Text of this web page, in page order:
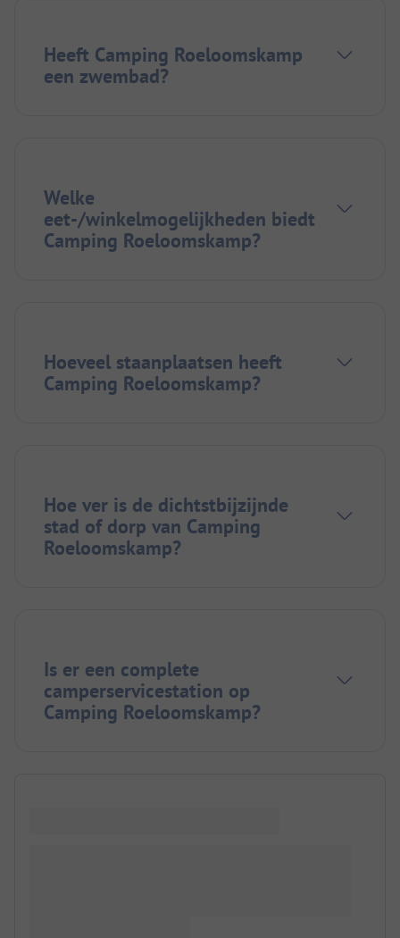
Heeft Camping Roeloomskamp
een zwembad?
Welke
eet-/winkelmogelijkheden biedt
Camping Roeloomskamp?
Hoeveel staanplaatsen heeft
Camping Roeloomskamp?
Hoe ver is de dichtstbijzijnde
stad of dorp van Camping
Roeloomskamp?
Is er een complete
camperservicestation op
Camping Roeloomskamp?